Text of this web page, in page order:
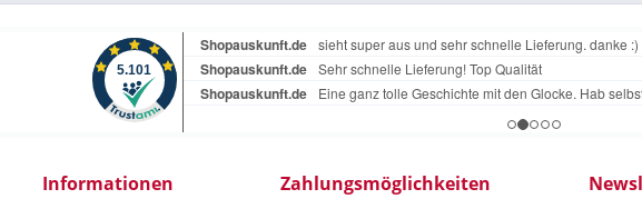
Informationen Zahlungsmöglichkeiten